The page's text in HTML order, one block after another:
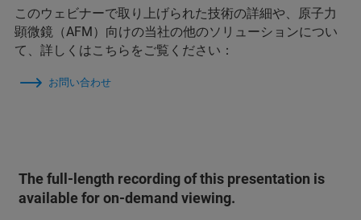
このウェビナーで取り上げられた技術の詳細や、原子力
顕微鏡（AFM）向けの当社の他のソリューションについ
て、詳しくはこちらをご覧ください：
お問い合わせ
The full-length recording of this presentation is
available for on-demand viewing.